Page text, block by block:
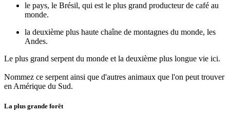
le pays, le Brésil, qui est le plus grand producteur de café au
monde.
la deuxième plus haute chaîne de montagnes du monde, les
Andes.
Le plus grand serpent du monde et la deuxième plus longue vie ici.
Nommez ce serpent ainsi que d'autres animaux que l'on peut trouver
en Amérique du Sud.
La plus grande forêt